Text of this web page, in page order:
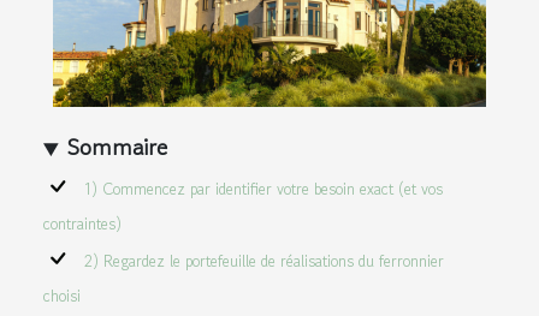
Sommaire
1) Commencez par identifier votre besoin exact (et vos
contraintes)
2) Regardez le portefeuille de réalisations du ferronnier
choisi